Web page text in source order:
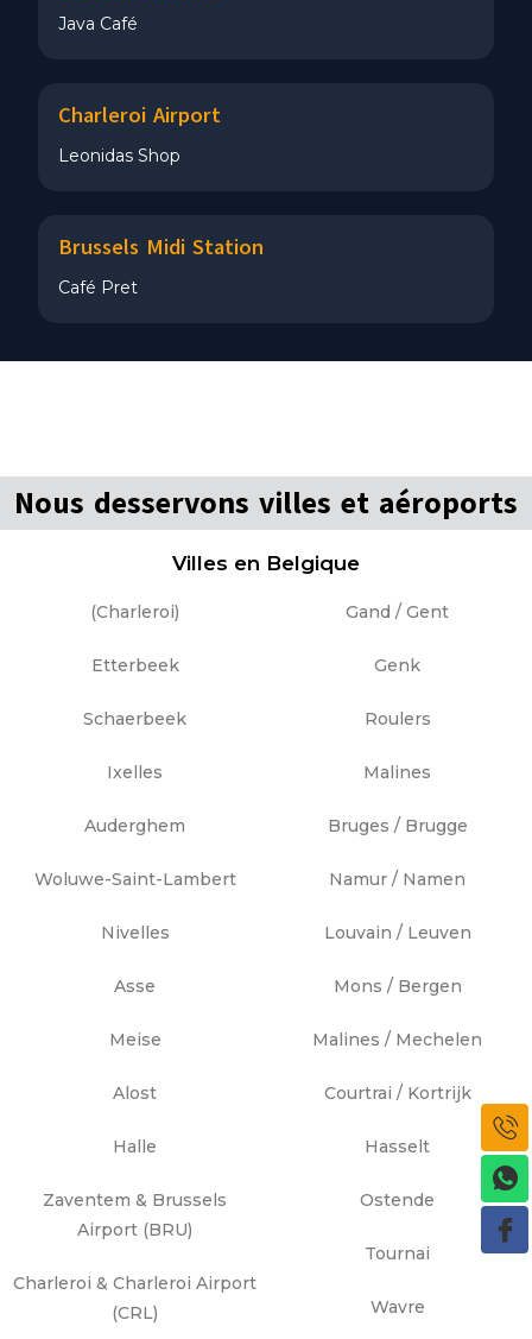
Java Café
Charleroi Airport
Leonidas Shop
Brussels Midi Station
Café Pret
Nous desservons villes et aéroports
Villes en Belgique
(Charleroi)
Etterbeek
Schaerbeek
Ixelles
Auderghem
Woluwe-Saint-Lambert
Nivelles
Asse
Meise
Alost
Halle
Zaventem & Brussels
Airport (BRU)
Charleroi & Charleroi Airport
(CRL)
Gand / Gent
Genk
Roulers
Malines
Bruges / Brugge
Namur / Namen
Louvain / Leuven
Mons / Bergen
Malines / Mechelen
Courtrai / Kortrijk
Hasselt
Ostende
Tournai
Wavre